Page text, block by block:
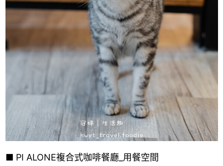
■ PI ALONE複合式咖啡餐廳_用餐空間